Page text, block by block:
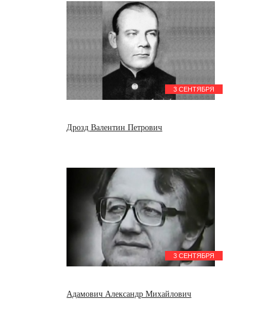
3 СЕНТЯБРЯ
Дрозд Валентин Петрович
3 СЕНТЯБРЯ
Адамович Александр Михайлович